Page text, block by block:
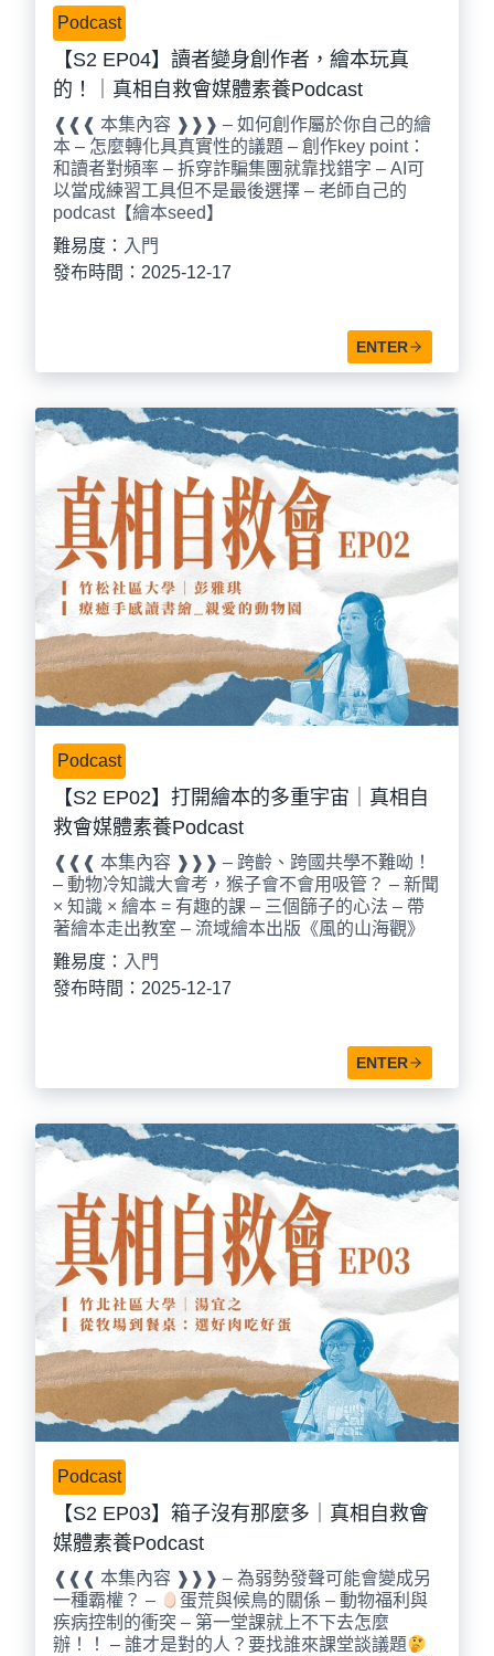
Podcast
【S2 EP04】讀者變身創作者，繪本玩真
的！｜真相自救會媒體素養Podcast
❰❰❰ 本集內容 ❱❱❱ – 如何創作屬於你自己的繪
本 – 怎麼轉化具真實性的議題 – 創作key point：
和讀者對頻率 – 拆穿詐騙集團就靠找錯字 – AI可
以當成練習工具但不是最後選擇 – 老師自己的
podcast【繪本seed】
難易度： 入門
發布時間：2025-12-17
ENTER
Podcast
【S2 EP02】打開繪本的多重宇宙｜真相自
救會媒體素養Podcast
❰❰❰ 本集內容 ❱❱❱ – 跨齡、跨國共學不難呦！
– 動物冷知識大會考，猴子會不會用吸管？ – 新聞
× 知識 × 繪本 = 有趣的課 – 三個篩子的心法 – 帶
著繪本走出教室 – 流域繪本出版《風的山海觀》
難易度： 入門
發布時間：2025-12-17
ENTER
Podcast
【S2 EP03】箱子沒有那麼多｜真相自救會
媒體素養Podcast
❰❰❰ 本集內容 ❱❱❱ – 為弱勢發聲可能會變成另
一種霸權？ –
蛋荒與候鳥的關係 – 動物福利與
疾病控制的衝突 – 第一堂課就上不下去怎麼
辦！！ – 誰才是對的人？要找誰來課堂談議題